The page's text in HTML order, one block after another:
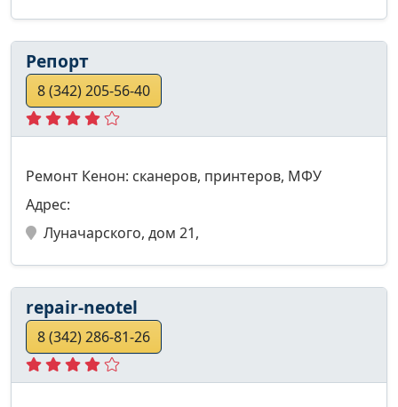
Репорт
8 (342) 205-56-40
Ремонт Кенон: сканеров, принтеров, МФУ
Адрес:
Луначарского, дом 21,
repair-neotel
8 (342) 286-81-26